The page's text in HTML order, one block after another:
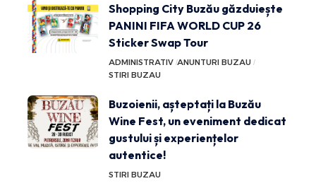
Shopping City Buzău găzduiește
PANINI FIFA WORLD CUP 26
Sticker Swap Tour
ADMINISTRATIV ANUNTURI BUZAU
STIRI BUZAU
Buzoienii, așteptați la Buzău
Wine Fest, un eveniment dedicat
gustului și experiențelor
autentice!
STIRI BUZAU